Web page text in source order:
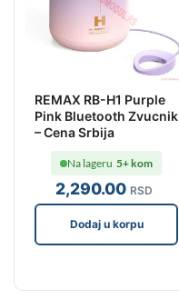
REMAX RB-H1 Purple
Pink Bluetooth Zvucnik
– Cena Srbija
2,290.00 RSD
Na lageru 5+ kom
Dodaj u korpu